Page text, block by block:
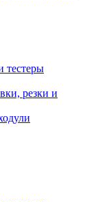
тестеры
резки и